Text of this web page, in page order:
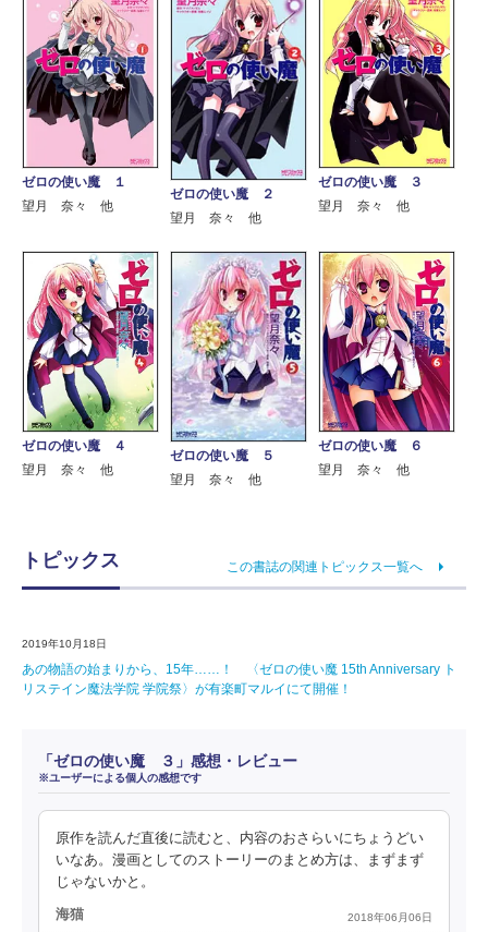
ゼロの使い魔 １
望月 奈々 他
ゼロの使い魔 ２
望月 奈々 他
ゼロの使い魔 ３
望月 奈々 他
ゼロの使い魔 ４
望月 奈々 他
ゼロの使い魔 ５
望月 奈々 他
ゼロの使い魔 ６
望月 奈々 他
トピックス この書誌の関連トピックス一覧へ
2019年10月18日
あの物語の始まりから、15年……！ 〈ゼロの使い魔 15th Anniversary ト
リステイン魔法学院 学院祭〉が有楽町マルイにて開催！
「ゼロの使い魔 ３」感想・レビュー
※ユーザーによる個人の感想です
原作を読んだ直後に読むと、内容のおさらいにちょうどい
いなあ。漫画としてのストーリーのまとめ方は、まずまず
じゃないかと。
海猫 2018年06月06日